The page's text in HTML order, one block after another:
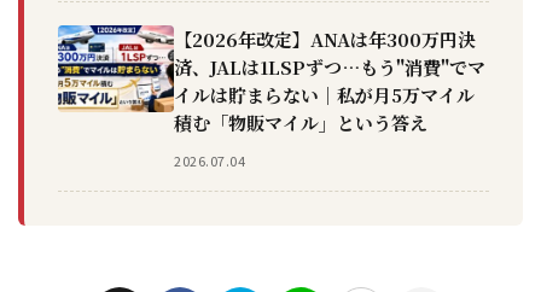
【2026年改定】ANAは年300万円決
済、JALは1LSPずつ…もう"消費"でマ
イルは貯まらない｜私が月5万マイル
積む「物販マイル」という答え
2026.07.04